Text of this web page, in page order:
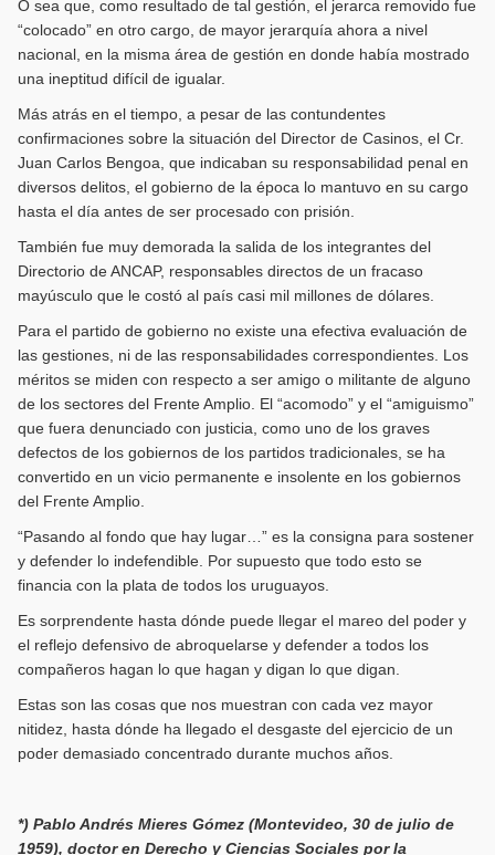
O sea que, como resultado de tal gestión, el jerarca removido fue
“colocado” en otro cargo, de mayor jerarquía ahora a nivel
nacional, en la misma área de gestión en donde había mostrado
una ineptitud difícil de igualar.
Más atrás en el tiempo, a pesar de las contundentes
confirmaciones sobre la situación del Director de Casinos, el Cr.
Juan Carlos Bengoa, que indicaban su responsabilidad penal en
diversos delitos, el gobierno de la época lo mantuvo en su cargo
hasta el día antes de ser procesado con prisión.
También fue muy demorada la salida de los integrantes del
Directorio de ANCAP, responsables directos de un fracaso
mayúsculo que le costó al país casi mil millones de dólares.
Para el partido de gobierno no existe una efectiva evaluación de
las gestiones, ni de las responsabilidades correspondientes. Los
méritos se miden con respecto a ser amigo o militante de alguno
de los sectores del Frente Amplio. El “acomodo” y el “amiguismo”
que fuera denunciado con justicia, como uno de los graves
defectos de los gobiernos de los partidos tradicionales, se ha
convertido en un vicio permanente e insolente en los gobiernos
del Frente Amplio.
“Pasando al fondo que hay lugar…” es la consigna para sostener
y defender lo indefendible. Por supuesto que todo esto se
financia con la plata de todos los uruguayos.
Es sorprendente hasta dónde puede llegar el mareo del poder y
el reflejo defensivo de abroquelarse y defender a todos los
compañeros hagan lo que hagan y digan lo que digan.
Estas son las cosas que nos muestran con cada vez mayor
nitidez, hasta dónde ha llegado el desgaste del ejercicio de un
poder demasiado concentrado durante muchos años.
*) Pablo Andrés Mieres Gómez (Montevideo, 30 de julio de
1959), doctor en Derecho y Ciencias Sociales por la